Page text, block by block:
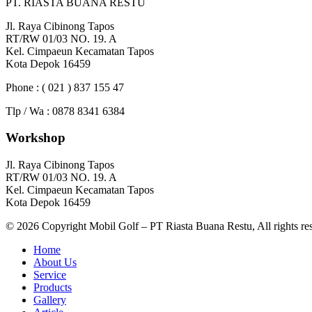
Jl. Raya Cibinong Tapos
RT/RW 01/03 NO. 19. A
Kel. Cimpaeun Kecamatan Tapos
Kota Depok 16459
Phone : ( 021 ) 837 155 47
Tlp / Wa : 0878 8341 6384
Workshop
Jl. Raya Cibinong Tapos
RT/RW 01/03 NO. 19. A
Kel. Cimpaeun Kecamatan Tapos
Kota Depok 16459
© 2026 Copyright Mobil Golf – PT Riasta Buana Restu, All rights
Home
About Us
Service
Products
Gallery